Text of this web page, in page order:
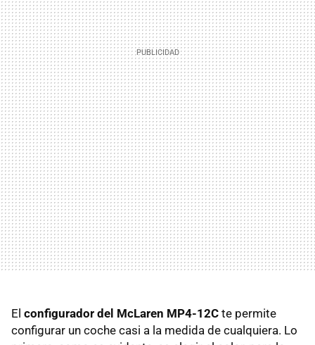
El configurador del McLaren MP4-12C te permite
configurar un coche casi a la medida de cualquiera. Lo